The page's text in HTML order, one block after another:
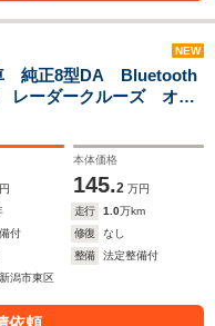
NEW
純正8型DA Bluetooth
ーダークルーズ オー
逸脱警報 盗難防止装
本体価格
145.2 万円
走行 1.0万km
付 修復
なし
整備
法定整備付
潟市東区